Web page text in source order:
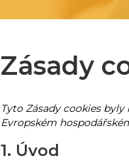
Zásady
Tyto Zásady cookies
Evropském
1. Úvod